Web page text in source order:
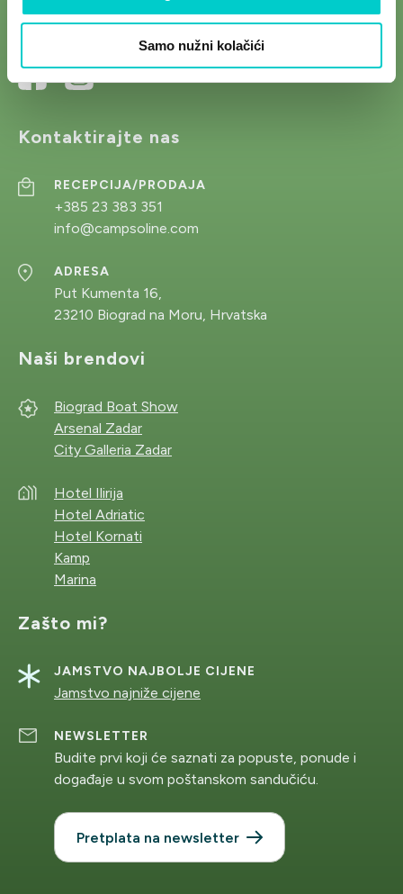
Samo nužni kolačići
Pratite nas na društvenim mrežama.
Kontaktirajte nas
RECEPCIJA/PRODAJA
+385 23 383 351
info@campsoline.com
ADRESA
Put Kumenta 16,
23210 Biograd na Moru, Hrvatska
Naši brendovi
Biograd Boat Show
Arsenal Zadar
City Galleria Zadar
Hotel Ilirija
Hotel Adriatic
Hotel Kornati
Kamp
Marina
Zašto mi?
JAMSTVO NAJBOLJE CIJENE
Jamstvo najniže cijene
NEWSLETTER
Budite prvi koji će saznati za popuste, ponude i
događaje u svom poštanskom sandučiću.
Pretplata na newsletter